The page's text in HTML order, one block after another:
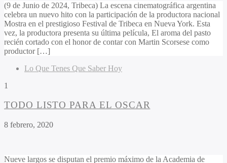
(9 de Junio de 2024, Tribeca) La escena cinematográfica argentina
celebra un nuevo hito con la participación de la productora nacional
Mostra en el prestigioso Festival de Tribeca en Nueva York. Esta
vez, la productora presenta su última película, El aroma del pasto
recién cortado con el honor de contar con Martin Scorsese como
productor […]
Lo Que Tenes Que Saber Hoy
1
TODO LISTO PARA EL OSCAR
8 febrero, 2020
Nueve largos se disputan el premio máximo de la Academia de